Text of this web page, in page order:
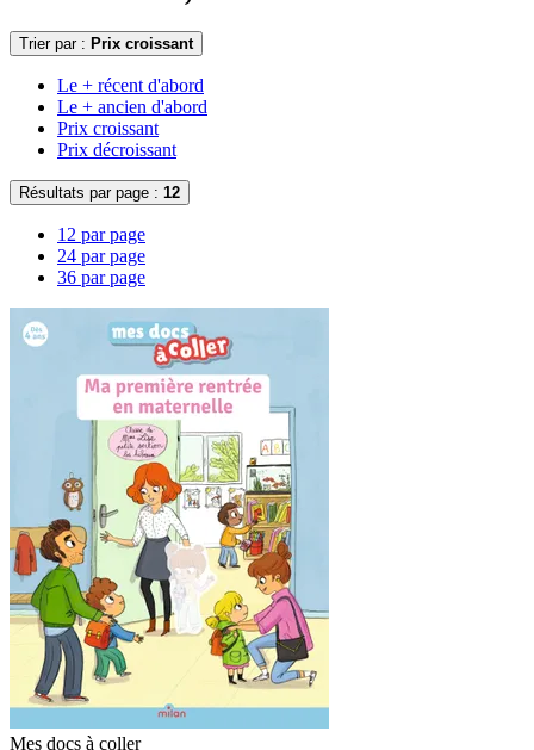
Trier par : Prix croissant
Le + récent d'abord
Le + ancien d'abord
Prix croissant
Prix décroissant
Résultats par page : 12
12 par page
24 par page
36 par page
Mes docs à coller